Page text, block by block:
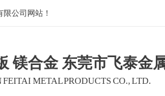
公司网站！
镁合金 东莞市飞泰金
METAL PRODUCTS CO., LTD.